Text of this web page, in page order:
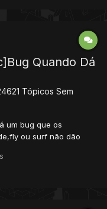
Quando Dá
Tópicos Sem
um bug que os
ou surf não dão